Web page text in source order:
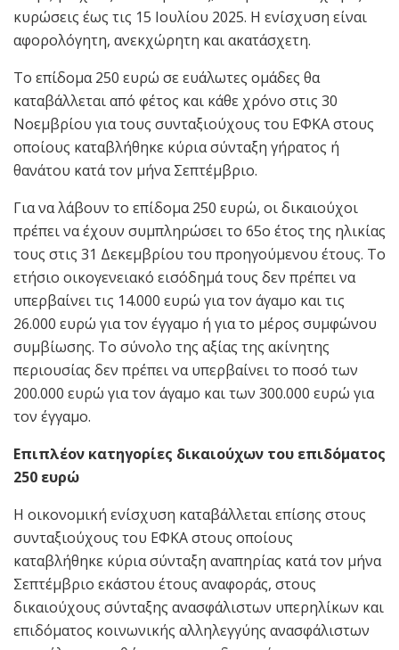
κυρώσεις έως τις 15 Ιουλίου 2025. Η ενίσχυση είναι
αφορολόγητη, ανεκχώρητη και ακατάσχετη.
Το επίδομα 250 ευρώ σε ευάλωτες ομάδες θα
καταβάλλεται από φέτος και κάθε χρόνο στις 30
Νοεμβρίου για τους συνταξιούχους του ΕΦΚΑ στους
οποίους καταβλήθηκε κύρια σύνταξη γήρατος ή
θανάτου κατά τον μήνα Σεπτέμβριο.
Για να λάβουν το επίδομα 250 ευρώ, οι δικαιούχοι
πρέπει να έχουν συμπληρώσει το 65ο έτος της ηλικίας
τους στις 31 Δεκεμβρίου του προηγούμενου έτους. Το
ετήσιο οικογενειακό εισόδημά τους δεν πρέπει να
υπερβαίνει τις 14.000 ευρώ για τον άγαμο και τις
26.000 ευρώ για τον έγγαμο ή για το μέρος συμφώνου
συμβίωσης. Το σύνολο της αξίας της ακίνητης
περιουσίας δεν πρέπει να υπερβαίνει το ποσό των
200.000 ευρώ για τον άγαμο και των 300.000 ευρώ για
τον έγγαμο.
Επιπλέον κατηγορίες δικαιούχων του επιδόματος
250 ευρώ
Η οικονομική ενίσχυση καταβάλλεται επίσης στους
συνταξιούχους του ΕΦΚΑ στους οποίους
καταβλήθηκε κύρια σύνταξη αναπηρίας κατά τον μήνα
Σεπτέμβριο εκάστου έτους αναφοράς, στους
δικαιούχους σύνταξης ανασφάλιστων υπερηλίκων και
επιδόματος κοινωνικής αλληλεγγύης ανασφάλιστων